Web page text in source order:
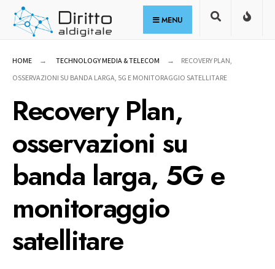
Skip
MENU
HOME TECHNOLOGY MEDIA & TELECOM
RECOVERY PLAN,
OSSERVAZIONI SU BANDA LARGA, 5G E MONITORAGGIO SATELLITARE
Recovery Plan,
osservazioni su
banda larga, 5G e
monitoraggio
satellitare